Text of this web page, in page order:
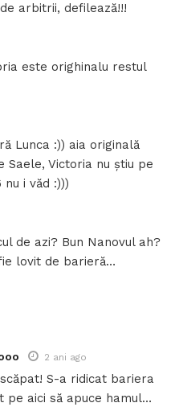
arbitrii, defilează!!!
este orighinalu restul
Lunca :)) aia originală
Saele, Victoria nu știu pe
i văd :)))
de azi? Bun Nanovul ah?
lovit de barieră…
2 ani ago
S-a ridicat bariera
pe aici să apuce hamul…